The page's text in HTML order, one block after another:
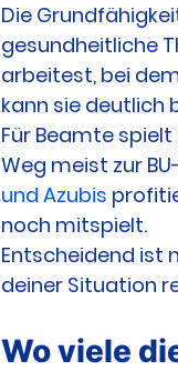
Die
gesundheitliche
arbeitest, bei
kann sie deutlich
Für Beamte
Weg meist zur
und Azubis
noch mitspielt.
Entscheidend ist
deiner Situation
Wo viele